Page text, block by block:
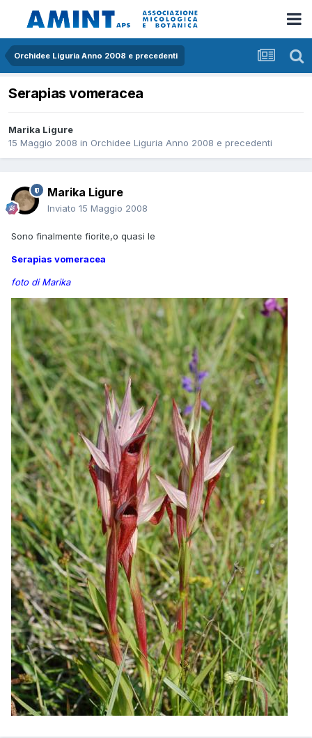
Orchidee Liguria Anno 2008 e precedenti
Serapias vomeracea
Marika Ligure
15 Maggio 2008 in Orchidee Liguria Anno 2008 e precedenti
Marika Ligure
Inviato 15 Maggio 2008
Sono finalmente fiorite,o quasi le
Serapias vomeracea
foto di Marika